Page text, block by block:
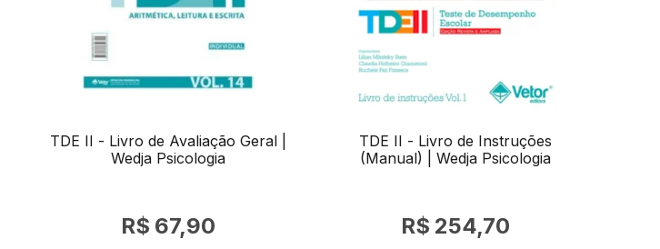
TDE II - Livro de Avaliação Geral |
Wedja Psicologia
67,90
TDE II - Livro de Instruções
(Manual) | Wedja Psicologia
254,70